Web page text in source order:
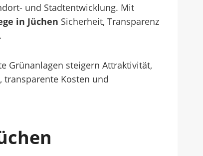
und Stadtentwicklung. Mit
in Jüchen Sicherheit, Transparenz
Grünanlagen steigern Attraktivität,
Kosten und